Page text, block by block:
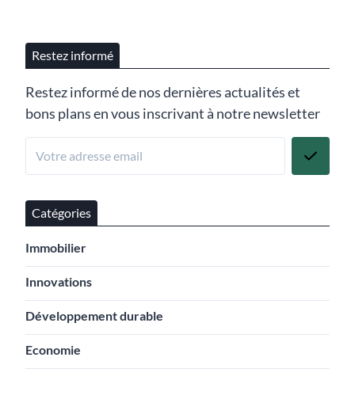
Restez informé
Restez informé de nos dernières actualités et
bons plans en vous inscrivant à notre newsletter
Catégories
Immobilier
Innovations
Développement durable
Economie